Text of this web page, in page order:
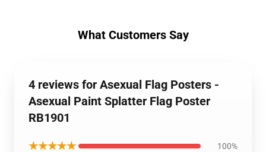
What Customers Say
4 reviews for Asexual Flag Posters -
Asexual Paint Splatter Flag Poster
RB1901
★★★★★ 100%